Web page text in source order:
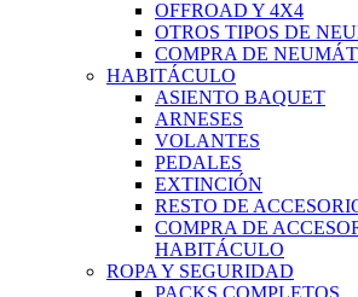
OFFROAD Y 4X4
OTROS TIPOS DE
COMPRA DE
HABITÁCULO
ASIENTO BAQUET
ARNESES
VOLANTES
PEDALES
EXTINCIÓN
RESTO DE
COMPRA DE
HABITÁCULO
ROPA Y SEGURIDAD
PACKS COMPLETOS